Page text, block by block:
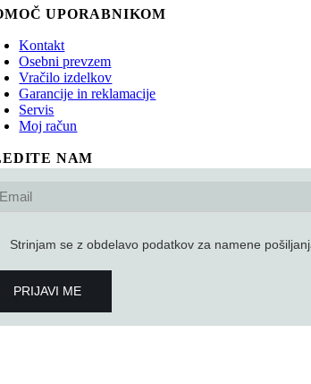
UPORABNIKOM
Kontakt
Osebni prevzem
Vračilo izdelkov
Garancije in reklamacije
Servis
Moj račun
NAM
Strinjam se z obdelavo podatkov za namene
PRIJAVI ME